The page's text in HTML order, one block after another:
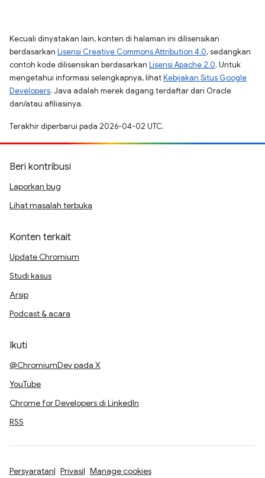
Kecuali dinyatakan lain, konten di halaman ini dilisensikan
berdasarkan Lisensi Creative Commons Attribution 4.0, sedangkan
contoh kode dilisensikan berdasarkan Lisensi Apache 2.0. Untuk
mengetahui informasi selengkapnya, lihatKebijakan Situs Google
Developers. Java adalah merek dagang terdaftar dari Oracle
dan/atau afiliasinya.
Terakhir diperbarui pada 2026-04-02 UTC.
Beri kontribusi
Laporkan bug
Lihat masalah terbuka
Konten terkait
Update Chromium
Studi kasus
Arsip
Podcast & acara
Ikuti
@ChromiumDev pada X
YouTube
Chrome for Developers di LinkedIn
RSS
Persyaratan Privasi Manage cookies